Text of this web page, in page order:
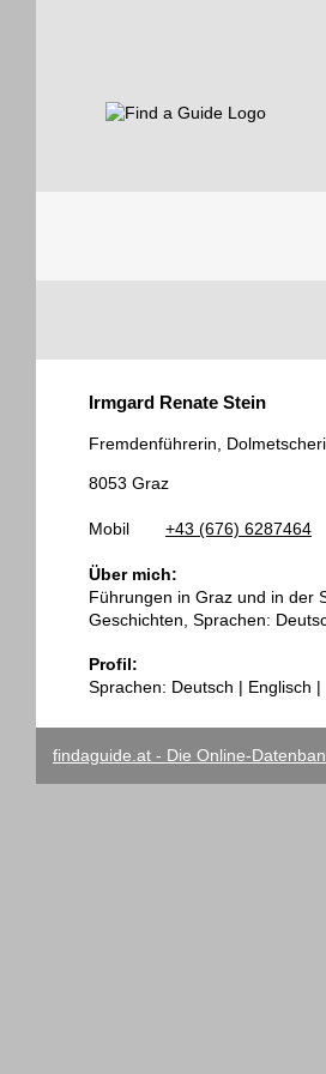
Guides
Irmgard Renate Stein
Fremdenführerin,
8053 Graz
Mobil +43 (676) 6287464
Über mich:
Führungen in Graz und in der
Geschichten, Sprachen:
Profil:
Sprachen: Deutsch | Englisch |
findaguide.at - Die Online-